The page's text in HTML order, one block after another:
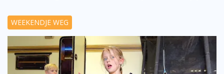
WEEKENDJE WEG